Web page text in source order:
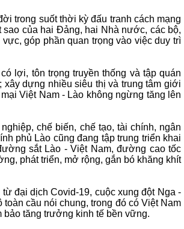
trong suốt thời kỳ đấu tranh cách mạng
của hai Đảng, hai Nhà nước, các bộ,
góp phần quan trọng vào việc duy trì
lợi, tôn trọng truyền thống và tập quán
dựng nhiều siêu thị và trung tâm giới
Việt Nam - Lào không ngừng tăng lên
chế biến, chế tạo, tài chính, ngân
phủ Lào cũng đang tập trung triển khai
sắt Lào - Việt Nam, đường cao tốc
phát triển, mở rộng, gắn bó khăng khít
đại dịch Covid-19, cuộc xung đột Nga -
cầu nói chung, trong đó có Việt Nam
tăng trưởng kinh tế bền vững.